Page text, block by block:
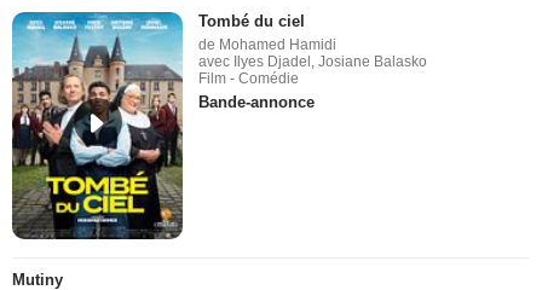
Tombé du ciel
de Mohamed Hamidi
avec Ilyes Djadel, Josiane Balasko
Film - Comédie
Bande-annonce
Mutiny